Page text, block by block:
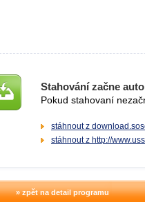
Stahování začne
Pokud stahovaní
stáhnout z
stáhnout z http://
» zpět na detail programu